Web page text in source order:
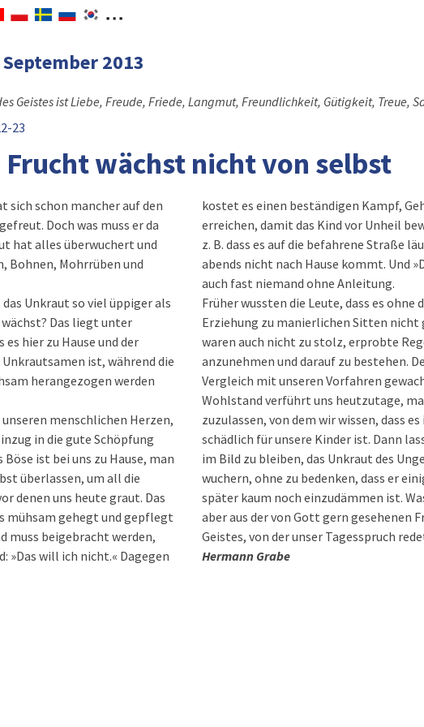
2013
Geistes ist Liebe, Freude, Friede, Langmut, Freundlichkeit, Gütigkeit, Treue,
23
Frucht wächst nicht von selbst
sich schon mancher auf den
Doch was muss er da
hat alles überwuchert und
Bohnen, Mohrrüben und
Unkraut so viel üppiger als
Das liegt unter
es hier zu Hause und der
ist, während die
herangezogen werden
menschlichen Herzen,
in die gute Schöpfung
ist bei uns zu Hause, man
überlassen, um all die
denen uns heute graut. Das
mühsam gehegt und gepflegt
muss beigebracht werden,
»Das will ich nicht.« Dagegen
kostet es einen beständigen Kampf,
erreichen, damit das Kind vor Unheil
z. B. dass es auf die befahrene Straße
abends nicht nach Hause kommt. Und
auch fast niemand ohne Anleitung.
Früher wussten die Leute, dass es ohne
Erziehung zu manierlichen Sitten nicht
waren auch nicht zu stolz, erprobte
anzunehmen und darauf zu bestehen.
Vergleich mit unseren Vorfahren
Wohlstand verführt uns heutzutage,
zuzulassen, von dem wir wissen, dass es
schädlich für unsere Kinder ist. Dann
im Bild zu bleiben, das Unkraut des
wuchern, ohne zu bedenken, dass er
später kaum noch einzudämmen ist.
aber aus der von Gott gern gesehenen
Geistes, von der unser Tagesspruch
Hermann Grabe